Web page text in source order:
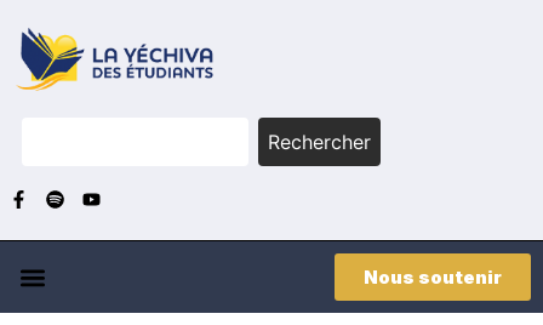
Rechercher
Nous soutenir